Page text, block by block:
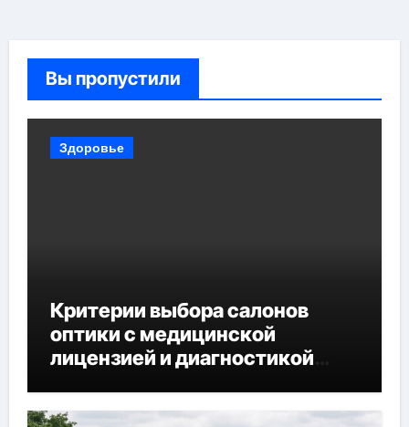
Вы пропустили
Здоровье
Критерии выбора салонов
оптики с медицинской
лицензией и диагностикой